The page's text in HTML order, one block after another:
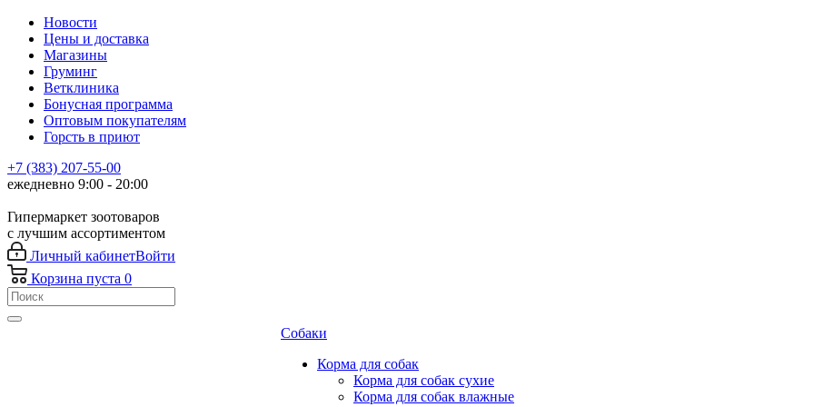
Новости
Цены и доставка
Магазины
Груминг
Ветклиника
Бонусная программа
Оптовым покупателям
Горсть в приют
+7 (383) 207-55-00
ежедневно 9:00 - 20:00
Гипермаркет зоотоваров
с лучшим ассортиментом
Личный кабинетВойти
Корзина пуста 0
Собаки
Корма для собак
Корма для собак сухие
Корма для собак влажные